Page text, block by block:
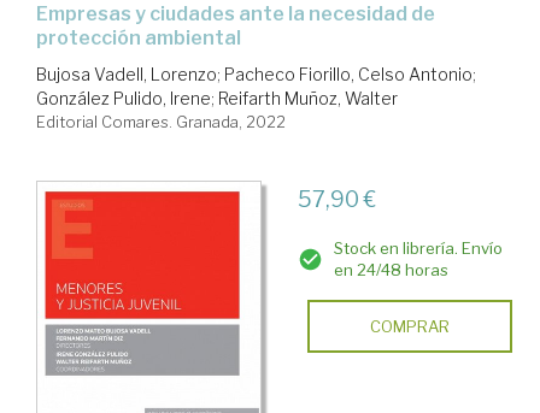
empresas y ciudades ante la necesidad de
protección ambiental
Bujosa Vadell, Lorenzo; Pacheco Fiorillo, Celso Antonio;
González Pulido, Irene; Reifarth Muñoz, Walter
Editorial Comares. Granada, 2022
57,90 €
Stock en librería. Envío
en 24/48 horas
COMPRAR